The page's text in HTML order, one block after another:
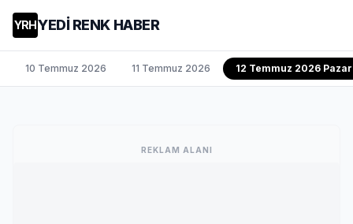
YRHYEDİ RENK HABER
10 Temmuz 2026 11 Temmuz 2026 12 Temmuz 2026 Pazar
REKLAM ALANI